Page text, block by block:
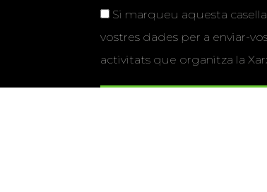
Si marqueu aquesta
vostres dades per a enviar-
activitats que organitza la